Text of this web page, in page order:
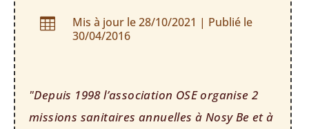

Mis à jour le 28/10/2021 | Publié le
30/04/2016
"Depuis 1998 l’association OSE organise 2
missions sanitaires annuelles à Nosy Be et à